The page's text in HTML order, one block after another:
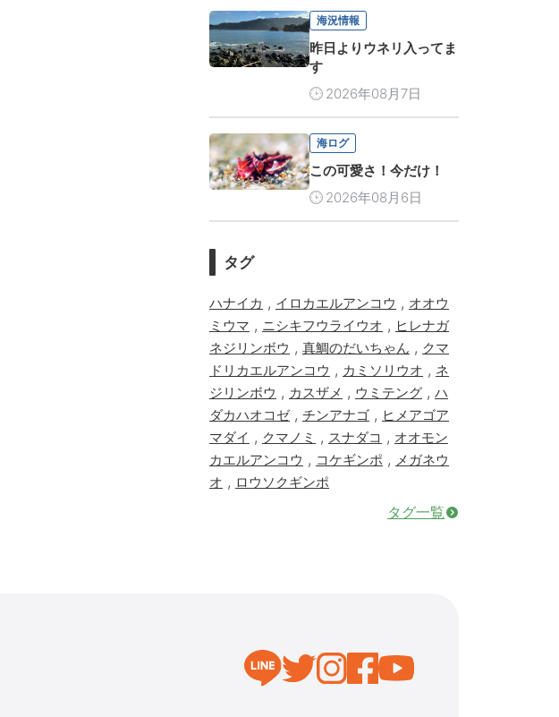
海況情報
昨日よりウネリ入ってま
す
2026年08月7日
海ログ
この可愛さ！今だけ！
2026年08月6日
タグ
ハナイカ , イロカエルアンコウ , オオウ
ミウマ , ニシキフウライウオ , ヒレナガ
ネジリンボウ , 真鯛のだいちゃん , クマ
ドリカエルアンコウ , カミソリウオ , ネ
ジリンボウ , カスザメ , ウミテング , ハ
ダカハオコゼ, チンアナゴ , ヒメアゴア
マダイ , クマノミ , スナダコ , オオモン
カエルアンコウ , コケギンポ , メガネウ
オ , ロウソクギンポ
タグ一覧